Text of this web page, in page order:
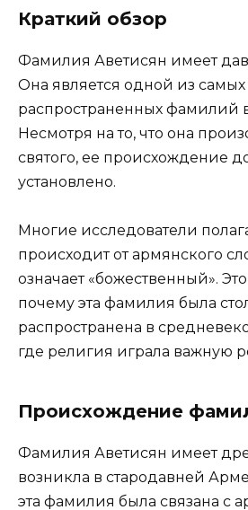
Краткий обзор
Фамилия Аветисян имеет
Она является одной из самых
распространенных фамилий
Несмотря на то, что она
святого, ее происхождение
установлено.
Многие исследователи
происходит от армянского
означает «божественный».
почему эта фамилия была
распространена в
где религия играла важную
Происхождение
Фамилия Аветисян имеет
возникла в стародавней
эта фамилия была связана с